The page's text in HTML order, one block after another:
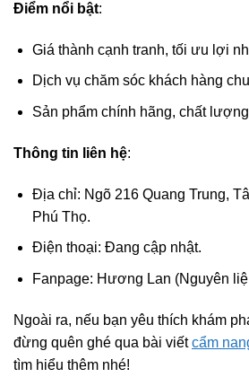
Điểm nổi bật:
Giá thành cạnh tranh, tối ưu lợi
Dịch vụ chăm sóc khách hàng
Sản phẩm chính hãng, chất
Thông tin liên hệ:
Địa chỉ: Ngõ 216 Quang Trung,
Phú Thọ.
Điện thoại: Đang cập nhật.
Fanpage: Hương Lan (Nguyên
Ngoài ra, nếu bạn yêu thích khám
đừng quên ghé qua bài viếtcẩm
tìm hiểu thêm nhé!